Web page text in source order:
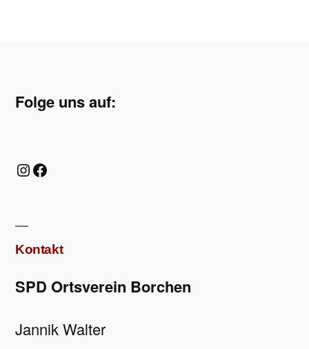
Folge uns auf:
Instagram
Facebook
Kontakt
SPD Ortsverein Borchen
Jannik Walter